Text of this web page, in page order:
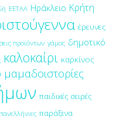
ΕΕΤΑΑ Ηράκλειο Κρήτη
έρευνες
προϊόντων γάμος δημοτικό
καλοκαίρι καρκίνος
μαμαδοιστορίες
παιδικές σειρές
παράξενα